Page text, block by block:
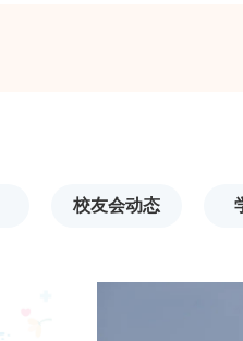
校友会动态